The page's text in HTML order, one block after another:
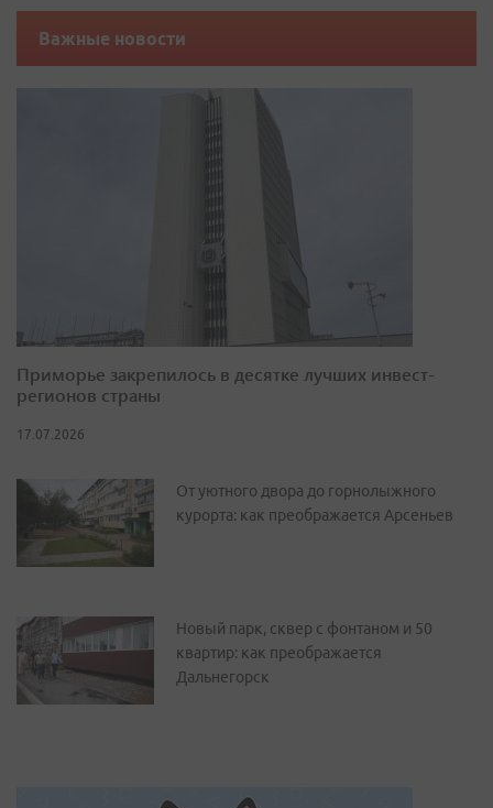
Важные новости
Приморье закрепилось в десятке лучших инвест-
регионов страны
17.07.2026
От уютного двора до горнолыжного
курорта: как преображается Арсеньев
Новый парк, сквер с фонтаном и 50
квартир: как преображается
Дальнегорск